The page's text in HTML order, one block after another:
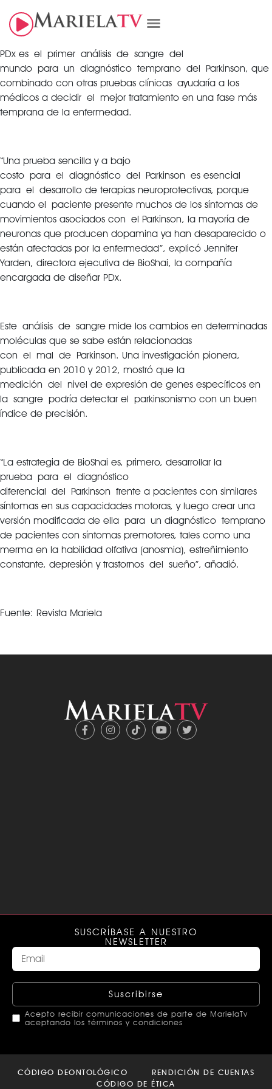
PDx es el primer análisis de sangre del
mundo para un diagnóstico temprano del Parkinson, que
combinado con otras pruebas clínicas ayudaría a los
médicos a decidir el mejor tratamiento en una fase más
temprana de la enfermedad.
“Una prueba sencilla y a bajo
costo para el diagnóstico del Parkinson es esencial
para el desarrollo de terapias neuroprotectivas, porque
cuando el paciente presente muchos de los síntomas de
movimientos asociados con el Parkinson, la mayoría de
neuronas que producen dopamina ya han desaparecido o
están afectadas por la enfermedad”, explicó Jennifer
Yarden, directora ejecutiva de BioShai, la compañía
encargada de diseñar PDx.
Este análisis de sangre mide los cambios en determinadas
moléculas que se sabe están relacionadas
con el mal de Parkinson. Una investigación pionera,
publicada en 2010 y 2012, mostró que la
medición del nivel de expresión de genes específicos en
la sangre podría detectar el parkinsonismo con un buen
índice de precisión.
“La estrategia de BioShai es, primero, desarrollar la
prueba para el diagnóstico
diferencial del Parkinson frente a pacientes con similares
síntomas en sus capacidades motoras, y luego crear una
versión modificada de ella para un diagnóstico temprano
de pacientes con síntomas premotores, tales como una
merma en la habilidad olfativa (anosmia), estreñimiento
constante, depresión y trastornos del sueño”, añadió.
Fuente: Revista Mariela
SUSCRÍBASE A NUESTRO
NEWSLETTER
Suscribirse
Acepto recibir comunicaciones de parte de MarielaTv
aceptando los términos y condiciones
should
CÓDIGO DEONTOLÓGICO
RENDICIÓN DE CUENTAS
CÓDIGO DE ÉTICA